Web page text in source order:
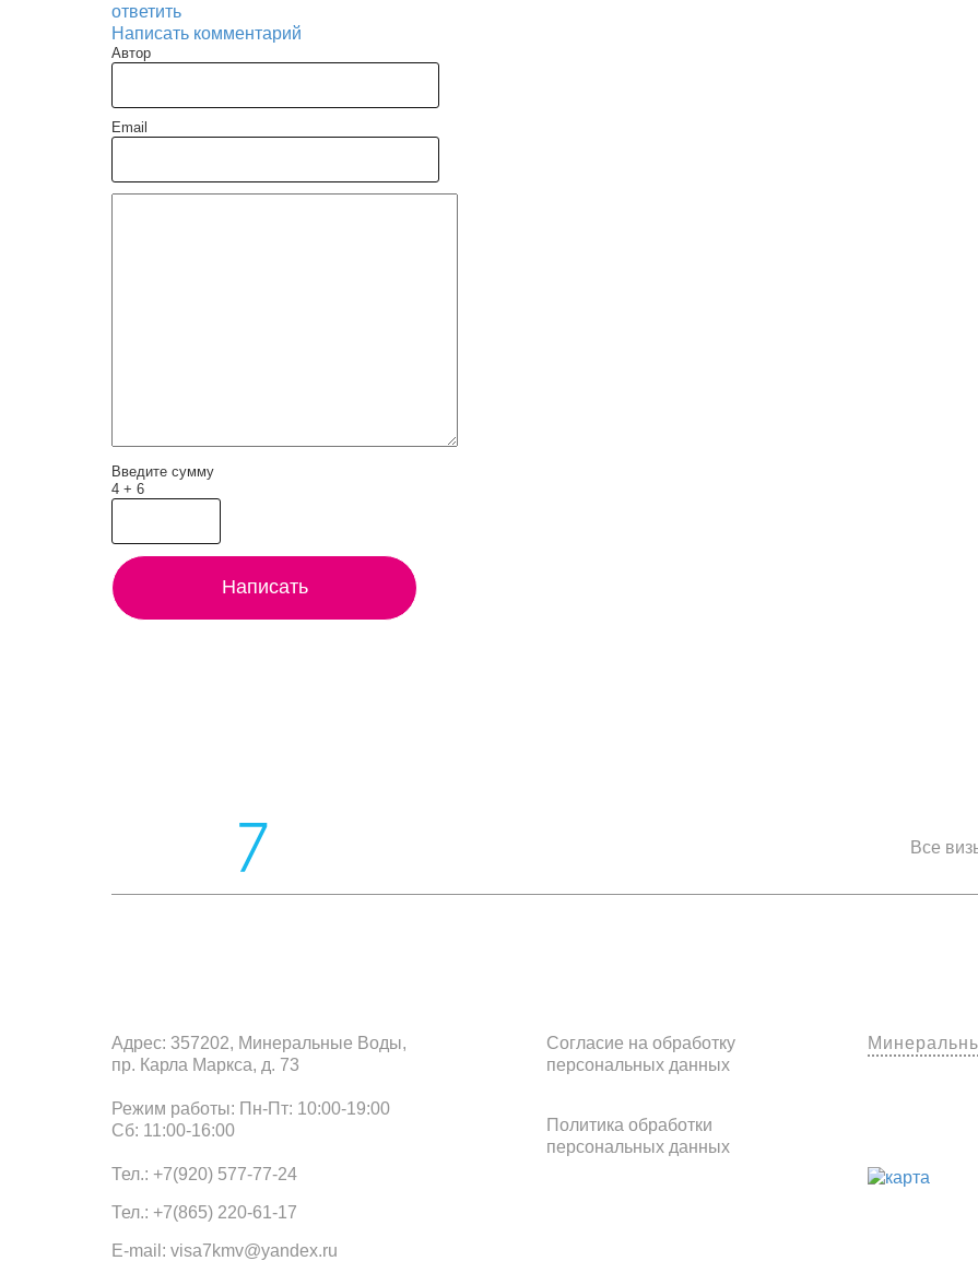
ответить
Написать комментарий
Автор
Email
Введите сумму
4 + 6
Все
Адрес: 357202, Минеральные Воды,
пр. Карла Маркса, д. 73
Режим работы: Пн-Пт: 10:00-19:00
Сб: 11:00-16:00
Тел.: +7(920) 577-77-24
Тел.: +7(865) 220-61-17
E-mail: visa7kmv@yandex.ru
Согласие на обработку
персональных данных
Политика обработки
персональных данных